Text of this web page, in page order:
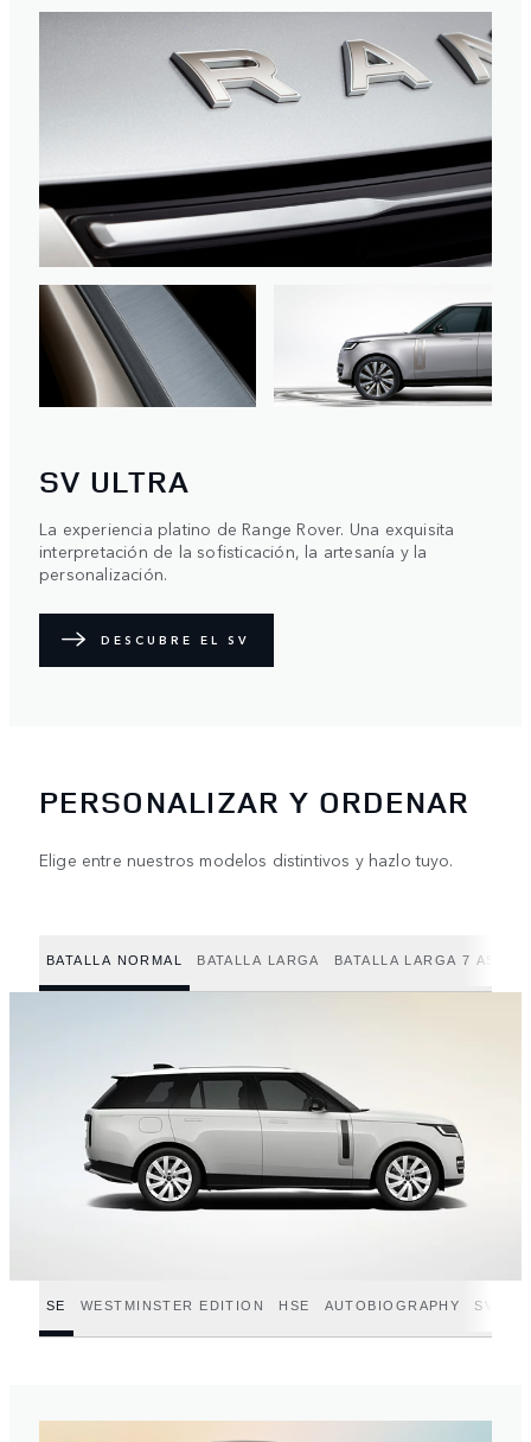
SV ULTRA
La experiencia platino de Range Rover. Una exquisita
interpretación de la sofisticación, la artesanía y la
personalización.
DESCUBRE EL SV
PERSONALIZAR Y ORDENAR
Elige entre nuestros modelos distintivos y hazlo tuyo.
BATALLA NORMAL BATALLA LARGA BATALLA LARGA 7
SE WESTMINSTER EDITION HSE AUTOBIOGRAPHY SV